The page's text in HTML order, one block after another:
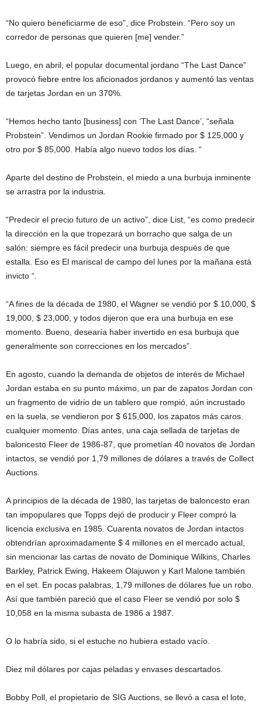
“No quiero beneficiarme de eso”, dice Probstein. “Pero soy un
corredor de personas que quieren [me] vender.”
Luego, en abril, el popular documental jordano “The Last Dance”
provocó fiebre entre los aficionados jordanos y aumentó las ventas
de tarjetas Jordan en un 370%.
“Hemos hecho tanto [business] con ‘The Last Dance’, “señala
Probstein”. Vendimos un Jordan Rookie firmado por $ 125,000 y
otro por $ 85,000. Había algo nuevo todos los días. “
Aparte del destino de Probstein, el miedo a una burbuja inminente
se arrastra por la industria.
“Predecir el precio futuro de un activo”, dice List, “es como predecir
la dirección en la que tropezará un borracho que salga de un
salón: siempre es fácil predecir una burbuja después de que
estalla. Eso es El mariscal de campo del lunes por la mañana está
invicto “.
“A fines de la década de 1980, el Wagner se vendió por $ 10,000, $
19,000, $ 23,000, y todos dijeron que era una burbuja en ese
momento. Bueno, desearía haber invertido en esa burbuja que
generalmente son correcciones en los mercados”.
En agosto, cuando la demanda de objetos de interés de Michael
Jordan estaba en su punto máximo, un par de zapatos Jordan con
un fragmento de vidrio de un tablero que rompió, aún incrustado
en la suela, se vendieron por $ 615,000, los zapatos más caros.
cualquier momento. Días antes, una caja sellada de tarjetas de
baloncesto Fleer de 1986-87, que prometían 40 novatos de Jordan
intactos, se vendió por 1,79 millones de dólares a través de Collect
Auctions.
A principios de la década de 1980, las tarjetas de baloncesto eran
tan impopulares que Topps dejó de producir y Fleer compró la
licencia exclusiva en 1985. Cuarenta novatos de Jordan intactos
obtendrían aproximadamente $ 4 millones en el mercado actual,
sin mencionar las cartas de novato de Dominique Wilkins, Charles
Barkley, Patrick Ewing, Hakeem Olajuwon y Karl Malone también
en el set. En pocas palabras, 1,79 millones de dólares fue un robo.
Así que también pareció que el caso Fleer se vendió por solo $
10,058 en la misma subasta de 1986 a 1987.
O lo habría sido, si el estuche no hubiera estado vacío.
Diez mil dólares por cajas peladas y envases descartados.
Bobby Poll, el propietario de SIG Auctions, se llevó a casa el lote,